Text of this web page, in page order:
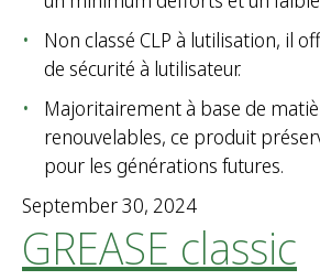
Non classé CLP à lutilisation, il
de sécurité à lutilisateur.
Majoritairement à base de
renouvelables, ce produit
pour les générations futures.
September 30, 2024
GREASE classic